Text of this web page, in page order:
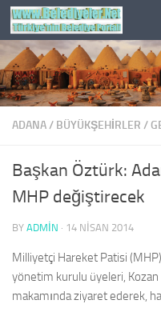
Skip to content
ADANA/ BÜYÜKŞEHİRLER /
Başkan Öztürk:
MHP değiştirecek
BY ADMIN · 14 NISAN 2014
Milliyetçi Hareket Patisi
yönetim kurulu üyeleri, Kozan
makamında ziyaret ederek,